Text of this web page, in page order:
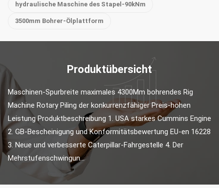
hydraulische Maschine des Stapel-90kNm
3500mm Bohrer-Ölplattform
Produktübersicht
Maschinen-Spurbreite maximales 4300Mm bohrendes Rig
Machine Rotary Piling der konkurrenzfähiger Preis-hohen
Leistung Produktbeschreibung 1. USA starkes Cummins Engine
2. GB-Bescheinigung und Konformitätsbewertung EU-en 16228
3. Neue und verbesserte Caterpillar-Fahrgestelle 4. Der
Mehrstufenschwingun...